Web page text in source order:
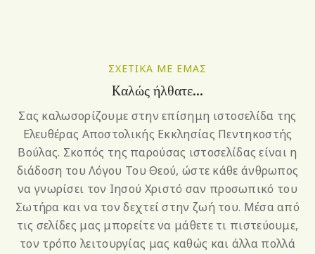
ΣΧΕΤΙΚΑ ΜΕ ΕΜΑΣ
Kαλώς ήλθατε...
Σας καλωσορίζουμε στην επίσημη ιστοσελίδα της
Ελευθέρας Αποστολικής Εκκλησίας Πεντηκοστής
Βούλας. Σκοπός της παρούσας ιστοσελίδας είναι η
διάδοση του Λόγου Του Θεού, ώστε κάθε άνθρωπος
να γνωρίσει τον Ιησού Χριστό σαν προσωπικό του
Σωτήρα και να τον δεχτεί στην ζωή του. Μέσα από
τις σελίδες μας μπορείτε να μάθετε τι πιστεύουμε,
τον τρόπο λειτουργίας μας καθώς και άλλα πολλά